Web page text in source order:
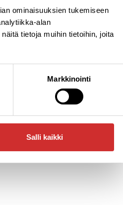
ominaisuuksien tukemiseen
alan
tietoja muihin tietoihin, joita
Markkinointi
Salli kaikki